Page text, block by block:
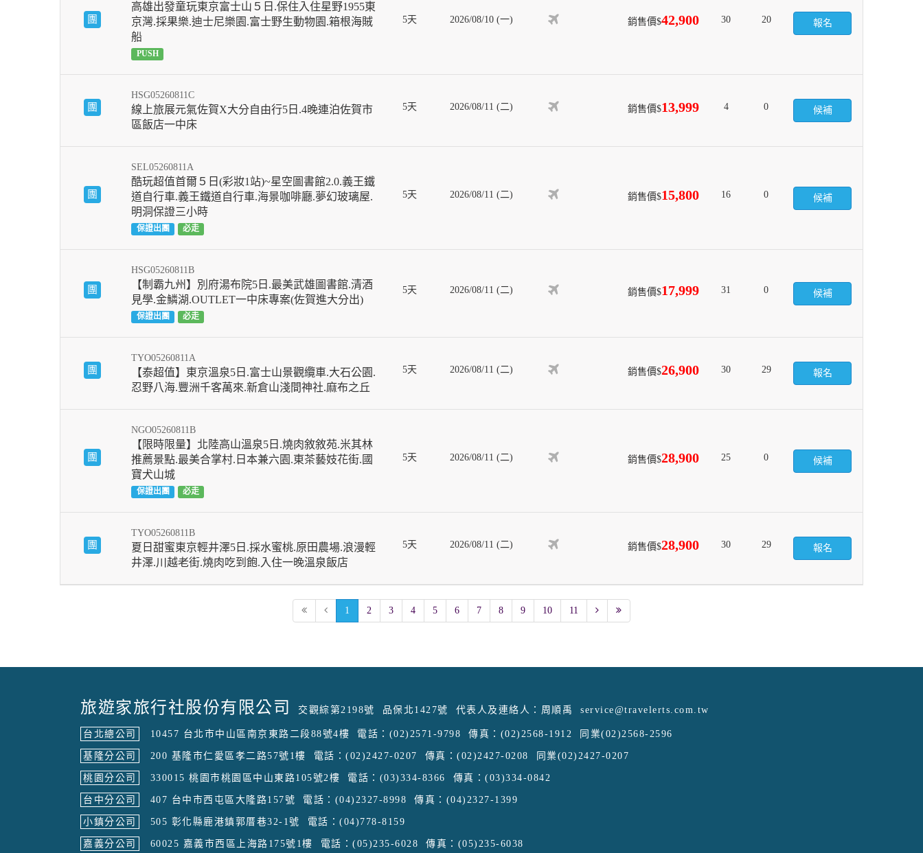
團
高雄出發童玩東京富士山５日.保住入住星野1955東
京灣.採果樂.迪士尼樂園.富士野生動物園.箱根海賊
船
PUSH
5天 2026/08/10 (一) 銷售價$42,900 30 20 報名
團
HSG05260811C
線上旅展元氣佐賀X大分自由行5日.4晚連泊佐賀市
區飯店一中床
5天 2026/08/11 (二) 銷售價$13,999 4 0 候補
團
SEL05260811A
酷玩超值首爾５日(彩妝1站)~星空圖書館2.0.義王鐵
道自行車.義王鐵道自行車.海景咖啡廳.夢幻玻璃屋.
明洞保證三小時
保證出團 必走
5天 2026/08/11 (二) 銷售價$15,800 16 0 候補
團
HSG05260811B
【制霸九州】別府湯布院5日.最美武雄圖書館.清酒
見學.金鱗湖.OUTLET一中床專案(佐賀進大分出)
保證出團 必走
5天 2026/08/11 (二) 銷售價$17,999 31 0 候補
團
TYO05260811A
【泰超值】東京溫泉5日.富士山景觀纜車.大石公園.
忍野八海.豐洲千客萬來.新倉山淺間神社.麻布之丘
5天 2026/08/11 (二) 銷售價$26,900 30 29 報名
團
NGO05260811B
【限時限量】北陸高山溫泉5日.燒肉敘敘苑.米其林
推薦景點.最美合掌村.日本兼六園.東茶藝妓花街.國
寶犬山城
保證出團 必走
5天 2026/08/11 (二) 銷售價$28,900 25 0 候補
團
TYO05260811B
夏日甜蜜東京輕井澤5日.採水蜜桃.原田農場.浪漫輕
井澤.川越老街.燒肉吃到飽.入住一晚溫泉飯店
5天 2026/08/11 (二) 銷售價$28,900 30 29 報名
1 2 3 4 5 6 7 8 9 10 11
旅遊家旅行社股份有限公司 交觀綜第2198號 品保北1427號 代表人及連絡人：周順禹 service@travelerts.com.tw
台北總公司 10457 台北市中山區南京東路二段88號4樓 電話：(02)2571-9798 傳真：(02)2568-1912 同業(02)2568-2596
基隆分公司 200 基隆市仁愛區孝二路57號1樓 電話：(02)2427-0207 傳真：(02)2427-0208 同業(02)2427-0207
桃園分公司 330015 桃園市桃園區中山東路105號2樓 電話：(03)334-8366 傳真：(03)334-0842
台中分公司 407 台中市西屯區大隆路157號 電話：(04)2327-8998 傳真：(04)2327-1399
小鎮分公司 505 彰化縣鹿港鎮郭厝巷32-1號 電話：(04)778-8159
嘉義分公司 60025 嘉義市西區上海路175號1樓 電話：(05)235-6028 傳真：(05)235-6038